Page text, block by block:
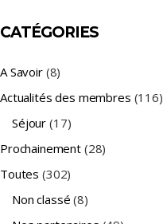
CATÉGORIES
A Savoir(8)
Actualités des membres (116)
Séjour (17)
Prochainement (28)
Toutes (302)
Non classé (8)